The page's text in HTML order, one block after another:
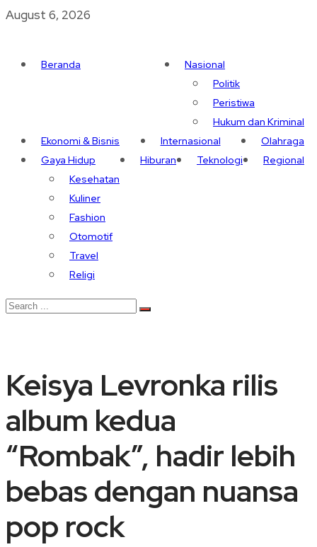
August 6, 2026
Beranda
Nasional
Politik
Peristiwa
Hukum dan Kriminal
Ekonomi & Bisnis
Internasional
Olahraga
Gaya Hidup
Kesehatan
Kuliner
Fashion
Otomotif
Travel
Religi
Hiburan Teknologi Regional
Keisya Levronka rilis
album kedua
“Rombak”, hadir lebih
bebas dengan nuansa
pop rock